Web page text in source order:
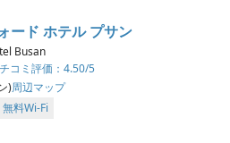
ード ホテル プサン
Busan
コミ評価： 4.50/5
)周辺マップ
無料Wi-Fi